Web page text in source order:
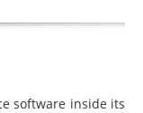
software inside its